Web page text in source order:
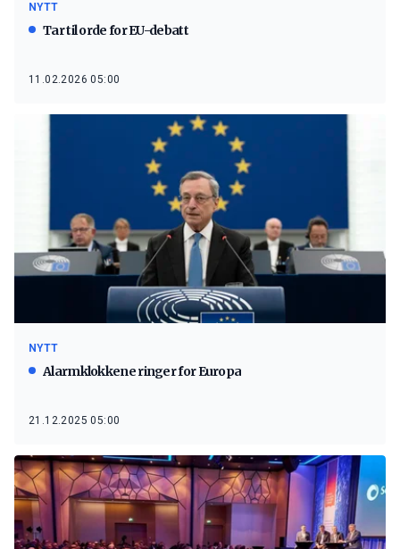
NYTT
Tar til orde for EU-debatt
11.02.2026 05:00
NYTT
Alarmklokkene ringer for Europa
21.12.2025 05:00